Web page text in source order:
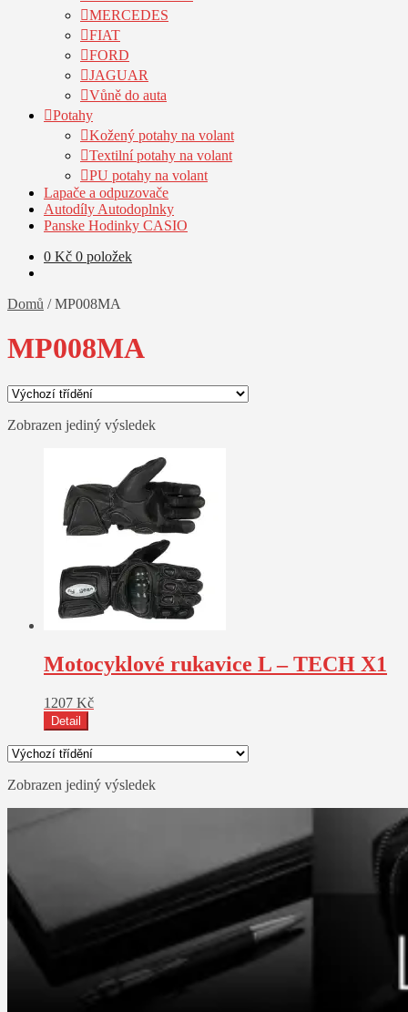
MERCEDES
FIAT
FORD
JAGUAR
Vůně do auta
Potahy
Kožený potahy na volant
Textilní potahy na volant
PU potahy na volant
Lapače a odpuzovače
Autodíly Autodoplnky
Panske Hodinky CASIO
0 Kč 0 položek
Domů /MP008MA
MP008MA
Zobrazen jediný výsledek
Motocyklové rukavice L – TECH X1
1207 Kč
Detail
Zobrazen jediný výsledek